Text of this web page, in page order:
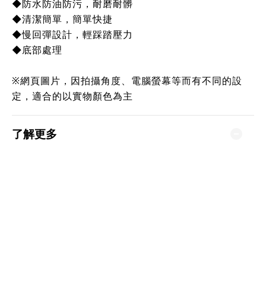
◆防水防油防污，耐磨耐髒
◆清潔簡單，簡單快捷
◆慢回彈設計，輕踩踏壓力
◆底部處理
※網頁圖片，因拍攝角度、電腦螢幕等而有不同的設
定，適合的以實物顏色為主
了解更多